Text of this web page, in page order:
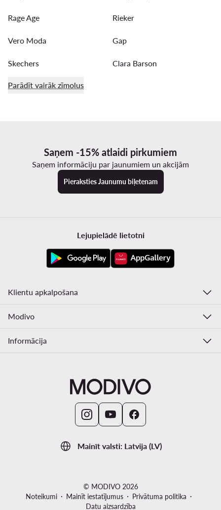
Rage Age Rieker
Vero Moda Gap
Skechers Clara Barson
Parādīt vairāk zīmolus
Saņem -15% atlaidi pirkumiem
Saņem informāciju par jaunumiem un akcijām
Pieraksties Jaunumu biļetenam
Mainīt valsti: Latvija (LV)
Lejupielādē lietotni
Klientu apkalpošana
Modivo
Informācija
© MODIVO 2026
Noteikumi
Mainīt iestatījumus
Privātuma politika
Datu aizsardzība